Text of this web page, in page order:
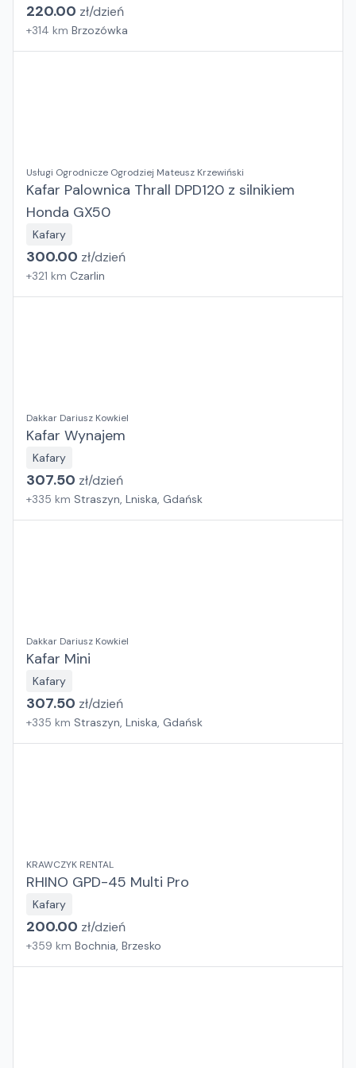
220.00 zł/dzień
+314 km Brzozówka
Usługi Ogrodnicze Ogrodziej Mateusz Krzewiński
Kafar Palownica Thrall DPD120 z silnikiem
Honda GX50
Kafary
300.00 zł/dzień
+321 km Czarlin
Dakkar Dariusz Kowkiel
Kafar Wynajem
Kafary
307.50 zł/dzień
+335 km Straszyn, Lniska, Gdańsk
Dakkar Dariusz Kowkiel
Kafar Mini
Kafary
307.50 zł/dzień
+335 km Straszyn, Lniska, Gdańsk
KRAWCZYK RENTAL
RHINO GPD-45 Multi Pro
Kafary
200.00 zł/dzień
+359 km Bochnia, Brzesko